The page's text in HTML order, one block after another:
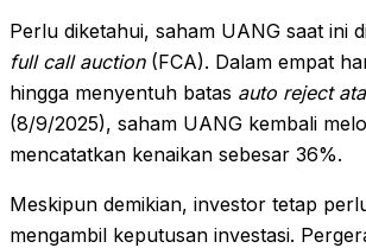
Perlu diketahui, saham UANG saat ini
full call auction(FCA). Dalam empat
hingga menyentuh batas auto reject
(8/9/2025), saham UANG kembali
mencatatkan kenaikan sebesar 36%.
Meskipun demikian, investor tetap
mengambil keputusan investasi.